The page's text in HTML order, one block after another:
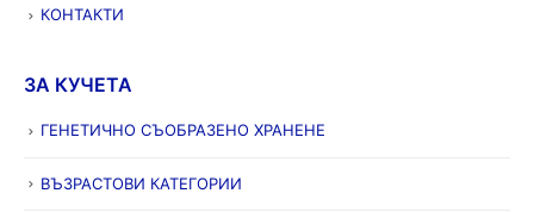
КОНТАКТИ
ЗА КУЧЕТА
ГЕНЕТИЧНО СЪОБРАЗЕНО ХРАНЕНЕ
ВЪЗРАСТОВИ КАТЕГОРИИ